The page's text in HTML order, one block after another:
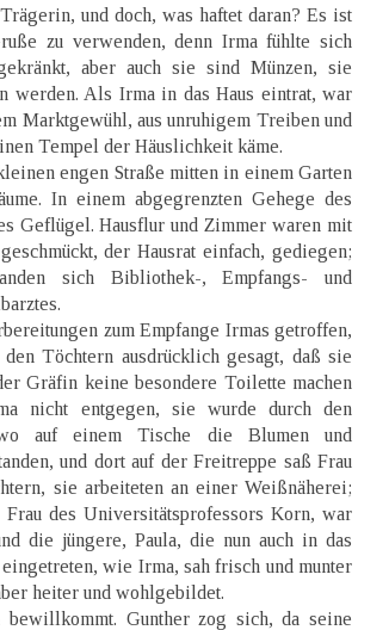
und doch, was haftet daran? Es ist
zu verwenden, denn Irma fühlte sich
aber auch sie sind Münzen, sie
werden. Als Irma in das Haus eintrat, war
Marktgewühl, aus unruhigem Treiben und
Tempel der Häuslichkeit käme.
engen Straße mitten in einem Garten
In einem abgegrenzten Gehege des
Geflügel. Hausflur und Zimmer waren mit
der Hausrat einfach, gediegen;
sich Bibliothek-, Empfangs- und
zum Empfange Irmas getroffen,
Töchtern ausdrücklich gesagt, daß sie
Gräfin keine besondere Toilette machen
nicht entgegen, sie wurde durch den
auf einem Tische die Blumen und
und dort auf der Freitreppe saß Frau
sie arbeiteten an einer Weißnäherei;
des Universitätsprofessors Korn, war
die jüngere, Paula, die nun auch in das
wie Irma, sah frisch und munter
heiter und wohlgebildet.
Gunther zog sich, da seine